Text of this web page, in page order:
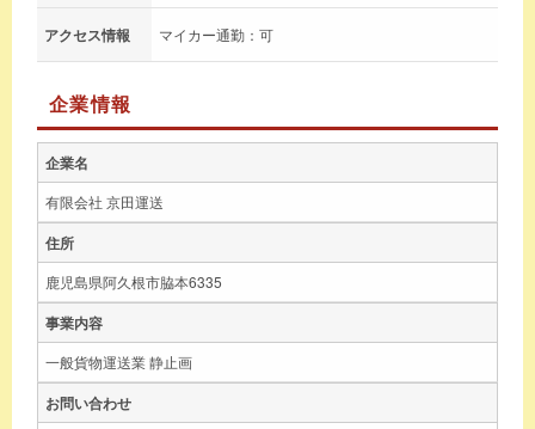
アクセス情報 マイカー通勤：可
企業情報
企業名
有限会社 京田運送
住所
鹿児島県阿久根市脇本6335
事業内容
一般貨物運送業 静止画
お問い合わせ